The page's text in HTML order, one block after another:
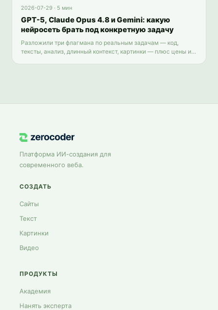
2026-07-29 · 5 мин
GPT-5, Claude Opus 4.8 и Gemini: какую
нейросеть брать под конкретную задачу
Разложили три флагмана по реальным задачам — код,
тексты, анализ, длинный контекст, картинки — плюс цены и
Платформа ИИ-создания для
современного веба.
СОЗДАТЬ
Сайты
Текст
Картинки
Видео
ПРОДУКТЫ
Академия
Нанять эксперта